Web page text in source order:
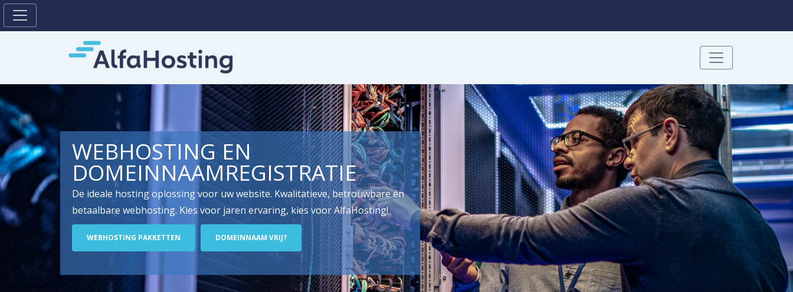
WEBHOSTING EN
DOMEINNAAM­REGISTRATIE
De ideale hosting oplossing voor uw website. Kwalitatieve, betrouwbare én
betaalbare webhosting. Kies voor jaren ervaring, kies voor AlfaHosting!
WEBHOSTING PAKKETTEN DOMEINNAAM VRIJ?